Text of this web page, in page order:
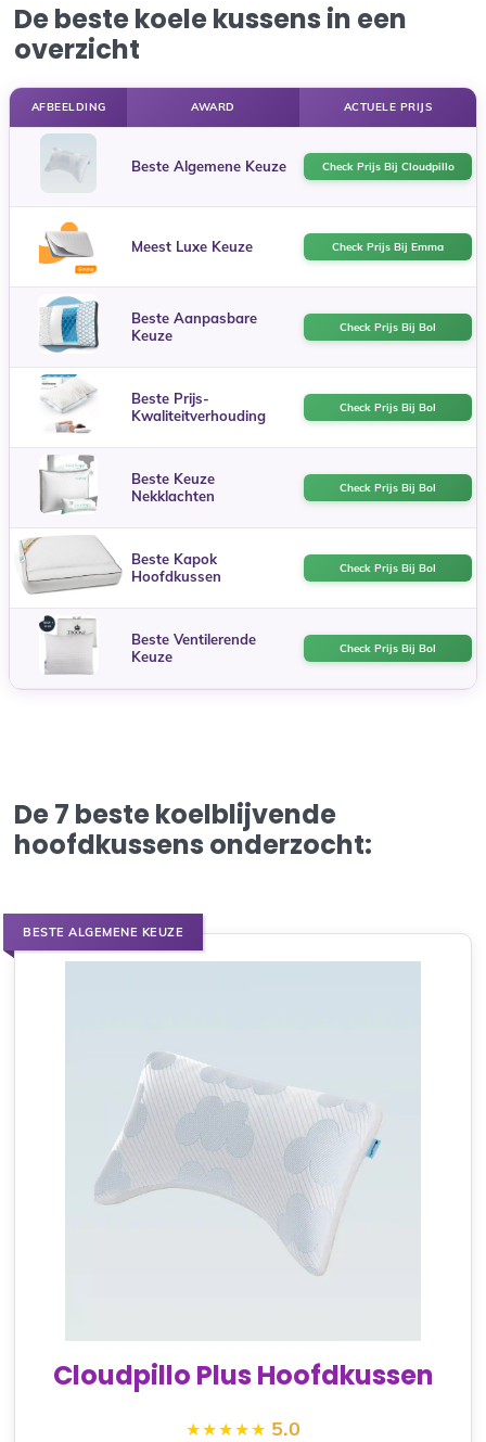
De beste koele kussens in een
overzicht
AFBEELDING AWARD ACTUELE PRIJS
Beste Algemene Keuze Check Prijs Bij Cloudpillo
Meest Luxe Keuze Check Prijs Bij Emma
Beste Aanpasbare
Keuze
Check Prijs Bij Bol
Beste Prijs-
Kwaliteitverhouding
Check Prijs Bij Bol
Beste Keuze
Nekklachten
Check Prijs Bij Bol
Beste Kapok
Hoofdkussen
Check Prijs Bij Bol
Beste Ventilerende
Keuze
Check Prijs Bij Bol
De 7 beste koelblijvende
hoofdkussens onderzocht:
BESTE ALGEMENE KEUZE
Cloudpillo Plus Hoofdkussen
5.0